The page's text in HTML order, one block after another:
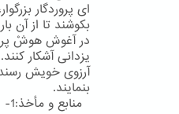
ای پروردگار
بكوشند تا از آن
در آغوش هوشْ
یزدانی آشكار
آرزوی خویش رسند
بنمایند.
منابع و مأخذ:1- همان، ص117